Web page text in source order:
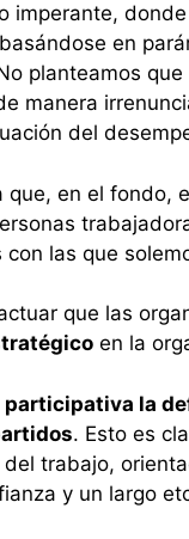
imperante,
en
planteamos
manera
del
en el fondo,
las que
que las
en la
participativa la
. Esto es
trabajo,
y un largo